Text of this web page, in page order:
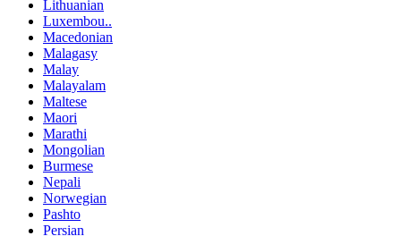
Lithuanian
Luxembou..
Macedonian
Malagasy
Malay
Malayalam
Maltese
Maori
Marathi
Mongolian
Burmese
Nepali
Norwegian
Pashto
Persian